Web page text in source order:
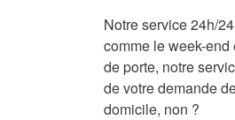
Notre service 24h/
comme le week-end
de porte, notre
de votre demande
domicile, non ?